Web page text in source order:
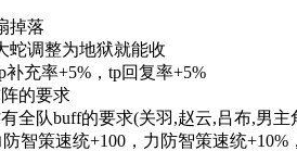
掉落
蛇调整为地狱就能收
充率+5%，tp回复率+5%
的要求
全队buff的要求(关羽,赵云,吕布,男主
智策速统+100，力防智策速统